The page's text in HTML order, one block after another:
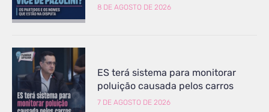
8 DE AGOSTO DE 2026
ES terá sistema para monitorar
poluição causada pelos carros
7 DE AGOSTO DE 2026